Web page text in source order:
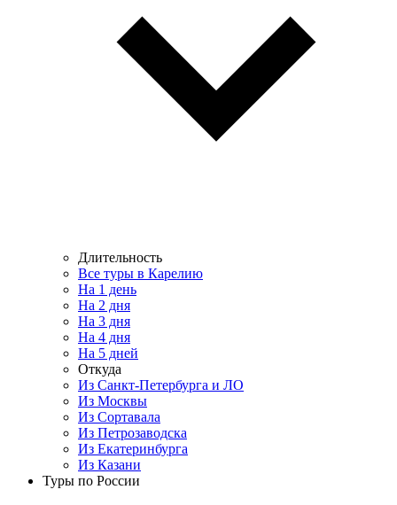
Длительность
Все туры в Карелию
На 1 день
На 2 дня
На 3 дня
На 4 дня
На 5 дней
Откуда
Из Санкт-Петербурга и ЛО
Из Москвы
Из Сортавала
Из Петрозаводска
Из Екатеринбурга
Из Казани
Туры по России